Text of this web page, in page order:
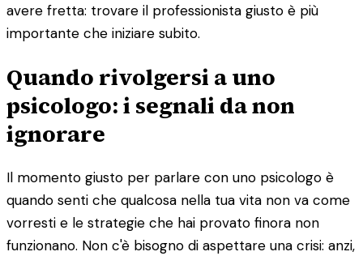
avere fretta: trovare il professionista giusto è più
importante che iniziare subito.
Quando rivolgersi a uno
psicologo: i segnali da non
ignorare
Il momento giusto per parlare con uno psicologo è
quando senti che qualcosa nella tua vita non va come
vorresti e le strategie che hai provato finora non
funzionano. Non c'è bisogno di aspettare una crisi: anzi,